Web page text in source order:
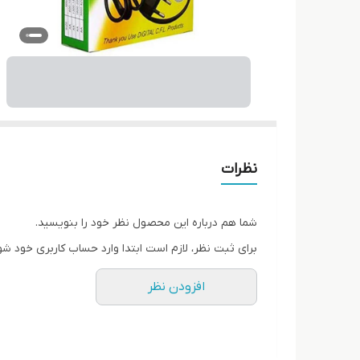
نظرات
شما هم درباره این محصول نظر خود را بنویسید.
برای ثبت نظر، لازم است ابتدا وارد حساب کاربری خود
افزودن نظر